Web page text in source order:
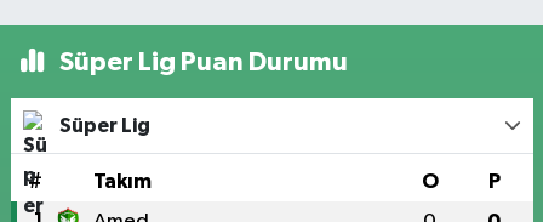
Süper Lig Puan Durumu
Süper Lig
# Takım O P